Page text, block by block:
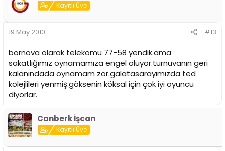
Kayıtlı Üye
19 May 2010 #13
bornova olarak telekomu 77-58 yendik.ama
sakatlığımız oynamamıza engel oluyor.turnuvanın geri
kalanındada oynamam zor.galatasarayımızda ted
kolejlileri yenmiş.göksenin köksal için çok iyi oyuncu
diyorlar.
Canberk İşcan
Kayıtlı Üye